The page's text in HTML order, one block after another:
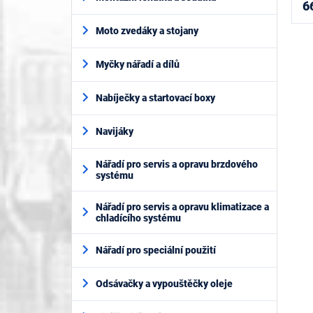
Moto zvedáky a stojany
Myčky nářadí a dílů
Nabíječky a startovací boxy
Navijáky
Nářadí pro servis a opravu brzdového
systému
Nářadí pro servis a opravu klimatizace a
chladícího systému
Nářadí pro speciální použití
Odsávačky a vypouštěčky oleje